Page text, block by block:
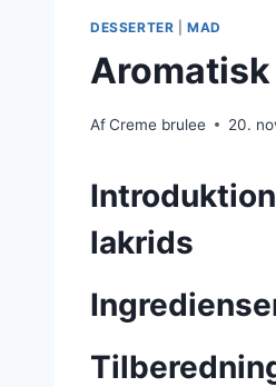
DESSERTER |MAD
AfCreme brulee 20.
lakrids